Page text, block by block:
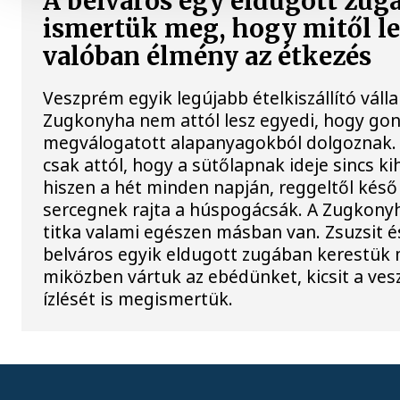
ismertük meg, hogy mitől
valóban élmény az étkezés
Veszprém egyik legújabb ételkiszállító
Zugkonyha nem attól lesz egyedi, hogy
megválogatott alapanyagokból
csak attól, hogy a sütőlapnak ideje sincs
hiszen a hét minden napján, reggeltől
sercegnek rajta a húspogácsák. A
titka valami egészen másban van. Zsuzsit
belváros egyik eldugott zugában kerestük
miközben vártuk az ebédünket, kicsit a
ízlését is megismertük.